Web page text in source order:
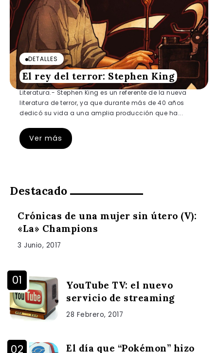
DETALLES
El rey del terror: Stephen King
Literatura.- Stephen King es un referente de la nueva
literatura de terror, ya que durante más de 40 años
dedicó su vida a una amplia producción que ha...
Ver más
Destacado
Crónicas de una mujer sin útero (V):
«La» Champions
3 Junio, 2017
YouTube TV: el nuevo
servicio de streaming
28 Febrero, 2017
El día que “Pokémon” hizo